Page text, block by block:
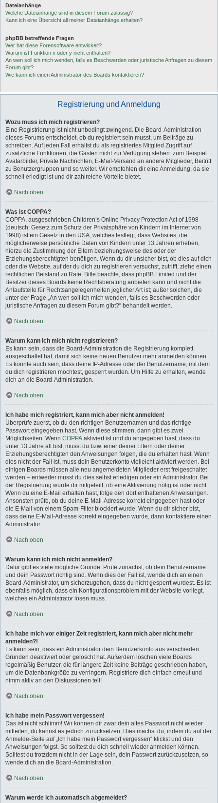
Dateianhänge
Welche Dateianhänge sind in diesem Forum zulässig?
Kann ich eine Übersicht all meiner Dateianhänge erhalten?
phpBB betreffende Fragen
Wer hat diese Forensoftware entwickelt?
Warum ist Funktion x oder y nicht enthalten?
An wen soll ich mich wenden, falls es Beschwerden oder juristische Anfragen zu diesem
Forum gibt?
Wie kann ich einen Administrator des Boards kontaktieren?
Registrierung und Anmeldung
Wozu muss ich mich registrieren?
Eine Registrierung ist nicht unbedingt zwingend. Die Board-Administration
dieses Forums entscheidet, ob du registriert sein musst, um Beiträge zu
schreiben. Auf jeden Fall erhältst du als registriertes Mitglied Zugriff auf
zusätzliche Funktionen, die Gästen nicht zur Verfügung stehen: zum Beispiel
Avatarbilder, Private Nachrichten, E-Mail-Versand an andere Mitglieder, Beitritt
zu Benutzergruppen und so weiter. Wir empfehlen dir eine Anmeldung, da sie
schnell erledigt ist und dir zahlreiche Vorteile bietet.
Nach oben
Was ist COPPA?
COPPA, ausgeschrieben Children’s Online Privacy Protection Act of 1998
(deutsch: Gesetz zum Schutz der Privatsphäre von Kindern im Internet von
1998) ist ein Gesetz in den USA, welches festlegt, dass Websites, die
möglicherweise persönliche Daten von Kindern unter 13 Jahren erheben,
hierzu die Zustimmung der Eltern beziehungsweise des oder der
Erziehungsberechtigten benötigen. Wenn du dir unsicher bist, ob dies auf dich
oder die Website, auf der du dich zu registrieren versuchst, zutrifft, ziehe einen
rechtlichen Beistand zu Rate. Bitte beachte, dass phpBB Limited und der
Besitzer dieses Boards keine Rechtsberatung anbieten kann und nicht die
Anlaufstelle für Rechtsangelegenheiten jeglicher Art ist; außer solchen, die
unter der Frage „An wen soll ich mich wenden, falls es Beschwerden oder
juristische Anfragen zu diesem Forum gibt?“ behandelt werden.
Nach oben
Warum kann ich mich nicht registrieren?
Es kann sein, dass die Board-Administration die Registrierung komplett
ausgeschaltet hat, damit sich keine neuen Benutzer mehr anmelden können.
Es könnte auch sein, dass deine IP-Adresse oder der Benutzername, mit dem
du dich registrieren möchtest, gesperrt wurden. Um Hilfe zu erhalten, wende
dich an die Board-Administration.
Nach oben
Ich habe mich registriert, kann mich aber nicht anmelden!
Überprüfe zuerst, ob du den richtigen Benutzernamen und das richtige
Passwort eingegeben hast. Wenn diese stimmen, dann gibt es zwei
Möglichkeiten. Wenn COPPA aktiviert ist und du angegeben hast, dass du
unter 13 Jahre alt bist, musst du bzw. einer deiner Eltern oder deiner
Erziehungsberechtigten den Anweisungen folgen, die du erhalten hast. Wenn
dies nicht der Fall ist, muss dein Benutzerkonto vielleicht aktiviert werden. Bei
einigen Boards müssen alle neu angemeldeten Mitglieder erst freigeschaltet
werden – entweder musst du dies selbst erledigen oder ein Administrator. Bei
der Registrierung wurde dir mitgeteilt, ob eine Aktivierung nötig ist oder nicht.
Wenn du eine E-Mail erhalten hast, folge den dort enthaltenen Anweisungen.
Ansonsten prüfe, ob du deine E-Mail-Adresse korrekt eingegeben hast oder
die E-Mail von einem Spam-Filter blockiert wurde. Wenn du dir sicher bist,
dass deine E-Mail-Adresse korrekt eingegeben wurde, dann kontaktiere einen
Administrator.
Nach oben
Warum kann ich mich nicht anmelden?
Dafür gibt es viele mögliche Gründe. Prüfe zunächst, ob dein Benutzername
und dein Passwort richtig sind. Wenn dies der Fall ist, wende dich an einen
Board-Administrator, um sicherzugehen, dass du nicht gesperrt wurdest. Es ist
ebenfalls möglich, dass ein Konfigurationsproblem mit der Website vorliegt,
welches ein Administrator lösen muss.
Nach oben
Ich habe mich vor einiger Zeit registriert, kann mich aber nicht mehr
anmelden?!
Es kann sein, dass ein Administrator dein Benutzerkonto aus verschieden
Gründen deaktiviert oder gelöscht hat. Außerdem löschen viele Boards
regelmäßig Benutzer, die für längere Zeit keine Beiträge geschrieben haben,
um die Datenbankgröße zu verringern. Registriere dich einfach erneut und
nimm aktiv an den Diskussionen teil!
Nach oben
Ich habe mein Passwort vergessen!
Das ist nicht schlimm! Wir können dir zwar dein altes Passwort nicht wieder
mitteilen, du kannst es jedoch zurücksetzen. Dies machst du, indem du auf der
Anmelde-Seite auf „Ich habe mein Passwort vergessen“ klickst und den
Anweisungen folgst. So solltest du dich schnell wieder anmelden können.
Solltest du trotzdem nicht in der Lage sein, dein Passwort zurückzusetzen, so
wende dich an die Board-Administration.
Nach oben
Warum werde ich automatisch abgemeldet?